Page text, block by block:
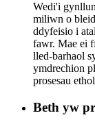
Wedi'i
miliwn o
ddyfeisio i
fawr. Mae ei
lled-barhaol
ymdrechion
prosesau
Beth yw